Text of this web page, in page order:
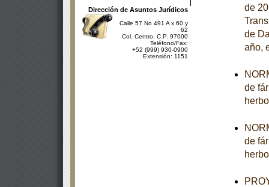
Dirección de Asuntos Jurídicos
Calle 57 No 491 A x 60 y
62
Col. Centro, C.P. 97000
Teléfono/Fax:
+52 (999) 930-0900
Extensión: 1151
de
de
año,
de
de